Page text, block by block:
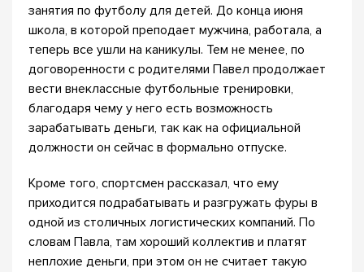
занятия по футболу для детей. До конца июня
школа, в которой преподает мужчина, работала, а
теперь все ушли на каникулы. Тем не менее, по
договоренности с родителями Павел продолжает
вести внеклассные футбольные тренировки,
благодаря чему у него есть возможность
зарабатывать деньги, так как на официальной
должности он сейчас в формально отпуске.
Кроме того, спортсмен рассказал, что ему
приходится подрабатывать и разгружать фуры в
одной из столичных логистических компаний. По
словам Павла, там хороший коллектив и платят
неплохие деньги, при этом он не считает такую